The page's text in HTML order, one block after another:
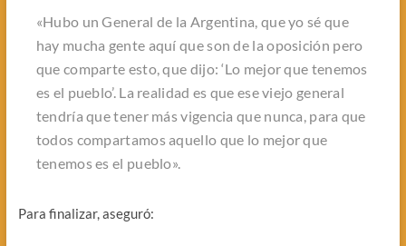
«Hubo un General de la Argentina, que yo sé que
hay mucha gente aquí que son de la oposición pero
que comparte esto, que dijo: ‘Lo mejor que tenemos
es el pueblo’. La realidad es que ese viejo general
tendría que tener más vigencia que nunca, para que
todos compartamos aquello que lo mejor que
tenemos es el pueblo».
Para finalizar, aseguró: